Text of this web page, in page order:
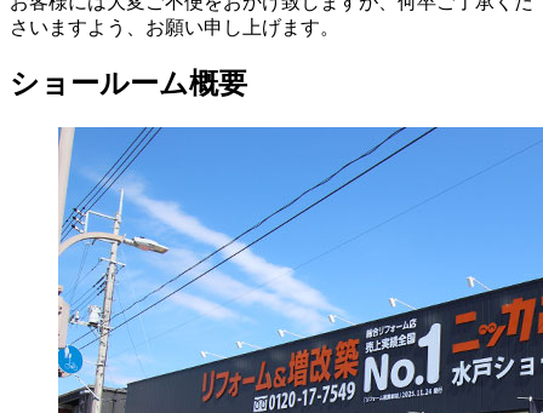
さいますよう、お願い申し上げます。
ショールーム概要